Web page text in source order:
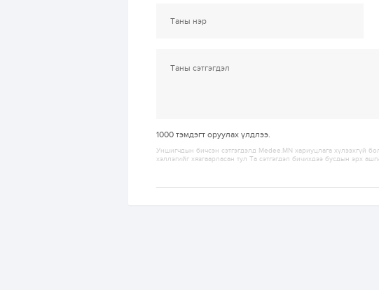
1000 тэмдэгт оруулах үлдлээ.
Уншигчдын бичсэн сэтгэгдэлд Medee.MN хариуцлага хүлээхгүй
хэллэгийг хязгаарласан тул Та сэтгэгдэл бичихдээ бусдын эрх